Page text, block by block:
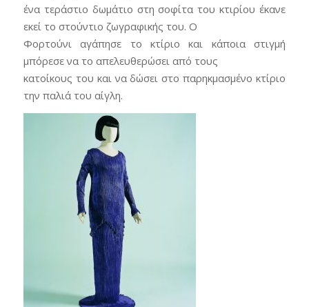
ένα τεράστιο δωμάτιο στη σοφίτα του κτιρίου έκανε
εκεί το στούντιο ζωγραφικής του. Ο
Φορτούνι αγάπησε το κτίριο και κάποια στιγμή
μπόρεσε να το απελευθερώσει από τους
κατοίκους του και να δώσει στο παρηκμασμένο κτίριο
την παλιά του αίγλη.